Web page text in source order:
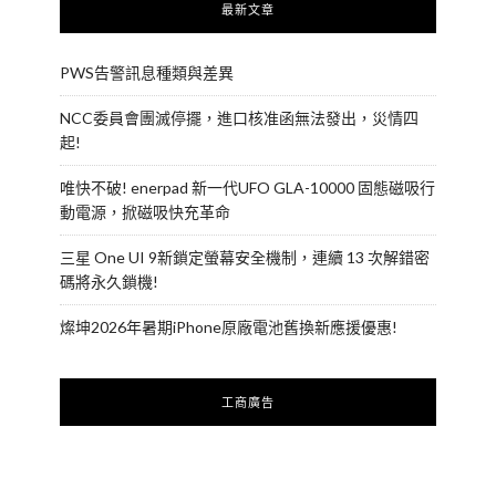
最新文章
PWS告警訊息種類與差異
NCC委員會團滅停擺，進口核准函無法發出，災情四
起!
唯快不破! enerpad 新一代UFO GLA-10000 固態磁吸行
動電源，掀磁吸快充革命
三星 One UI 9新鎖定螢幕安全機制，連續 13 次解錯密
碼將永久鎖機!
燦坤2026年暑期iPhone原廠電池舊換新應援優惠!
工商廣告